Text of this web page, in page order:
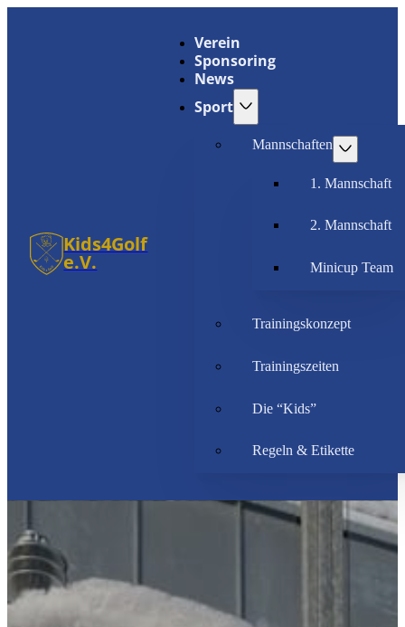
Kids4Golf
e.V.
Verein
Sponsoring
News
Sport
Mannschaften
1. Mannschaft
2. Mannschaft
Minicup Team
Trainingskonzept
Trainingszeiten
Die “Kids”
Regeln & Etikette